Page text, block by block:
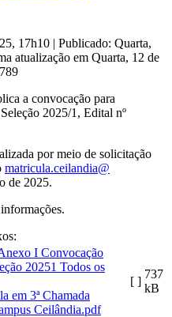
17h10 | Publicado: Quarta,
atualização em Quarta, 12 de
a convocação para
2025/1, Edital nº
por meio de solicitação
matricula.ceilandia@
de 2025.
em 3ª Chamada
Ceilândia.pdf
[ ]
737
kB